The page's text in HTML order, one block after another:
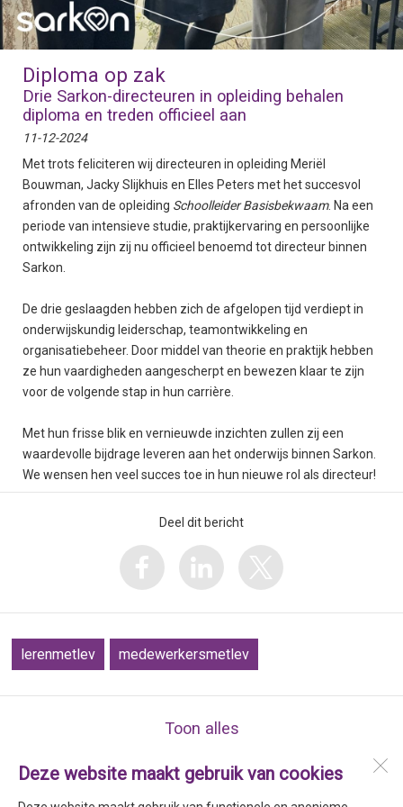
Deze website maakt gebruik van cookies
Diploma op zak
Drie Sarkon-directeuren in opleiding behalen
diploma en treden officieel aan
11-12-2024
Met trots feliciteren wij directeuren in opleiding Meriël
Bouwman, Jacky Slijkhuis en Elles Peters met het succesvol
afronden van de opleiding Schoolleider Basisbekwaam. Na een
periode van intensieve studie, praktijkervaring en persoonlijke
ontwikkeling zijn zij nu officieel benoemd tot directeur binnen
Sarkon.
De drie geslaagden hebben zich de afgelopen tijd verdiept in
onderwijskundig leiderschap, teamontwikkeling en
organisatiebeheer. Door middel van theorie en praktijk hebben
ze hun vaardigheden aangescherpt en bewezen klaar te zijn
voor de volgende stap in hun carrière.
Met hun frisse blik en vernieuwde inzichten zullen zij een
waardevolle bijdrage leveren aan het onderwijs binnen Sarkon.
We wensen hen veel succes toe in hun nieuwe rol als directeur!
Deel dit bericht
lerenmetlev medewerkersmetlev
Toon alles